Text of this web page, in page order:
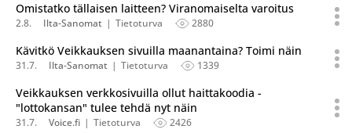
Omistatko tällaisen laitteen? Viranomaiselta varoitus
2.8. Ilta-Sanomat Tietoturva 2880
Kävitkö Veikkauksen sivuilla maanantaina? Toimi näin
31.7. Ilta-Sanomat Tietoturva 1339
Veikkauksen verkkosivuilla ollut haittakoodia -
"lottokansan" tulee tehdä nyt näin
31.7. Voice.fi Tietoturva 2426